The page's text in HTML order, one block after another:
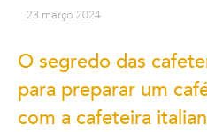
23 março 2024
O segredo das
para preparar um
com a cafeteira